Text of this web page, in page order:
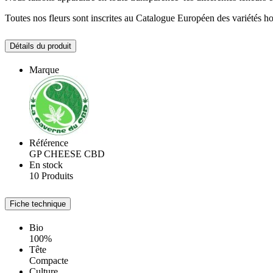
Toutes nos fleurs sont inscrites au Catalogue Européen des variétés
Détails du produit
Marque
Référence
GP CHEESE CBD
En stock
10 Produits
Fiche technique
Bio
100%
Tête
Compacte